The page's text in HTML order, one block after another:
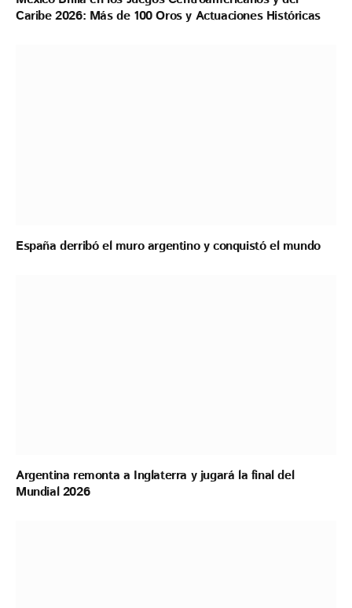
Caribe 2026: Más de 100 Oros y Actuaciones Históricas
España derribó el muro argentino y conquistó el mundo
Argentina remonta a Inglaterra y jugará la final del
Mundial 2026